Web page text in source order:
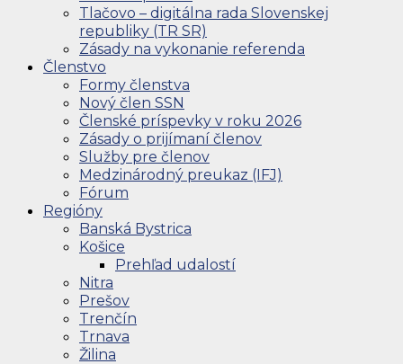
Tlačovo – digitálna rada Slovenskej
republiky (TR SR)
Zásady na vykonanie referenda
Členstvo
Formy členstva
Nový člen SSN
Členské príspevky v roku 2026
Zásady o prijímaní členov
Služby pre členov
Medzinárodný preukaz (IFJ)
Fórum
Regióny
Banská Bystrica
Košice
Prehľad udalostí
Nitra
Prešov
Trenčín
Trnava
Žilina